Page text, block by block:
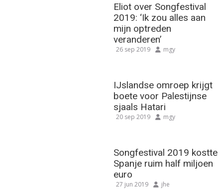
Eliot over Songfestival
2019: ‘Ik zou alles aan
mijn optreden
veranderen’
26 sep 2019 mgy
IJslandse omroep krijgt
boete voor Palestijnse
sjaals Hatari
20 sep 2019 mgy
Songfestival 2019 kostte
Spanje ruim half miljoen
euro
27 jun 2019 jhe